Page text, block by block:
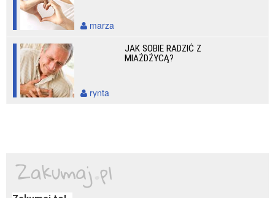
marza
JAK SOBIE RADZIĆ Z
MIAŻDŻYCĄ?
rynta